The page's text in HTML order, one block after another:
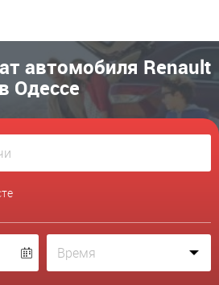
автомобиля Renault
в Одессе